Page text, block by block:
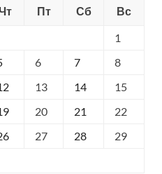
Пт Сб
Вс
1
6 7
8
13 14
15
20 21
22
27 28
29